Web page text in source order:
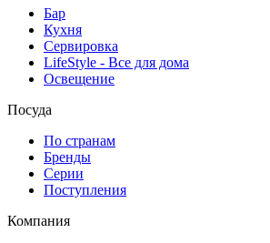
Бар
Кухня
Сервировка
LifeStyle - Все для дома
Освещение
Посуда
По странам
Бренды
Серии
Поступления
Компания